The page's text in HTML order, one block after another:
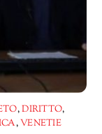
,DIRITTO,
,VENETIE